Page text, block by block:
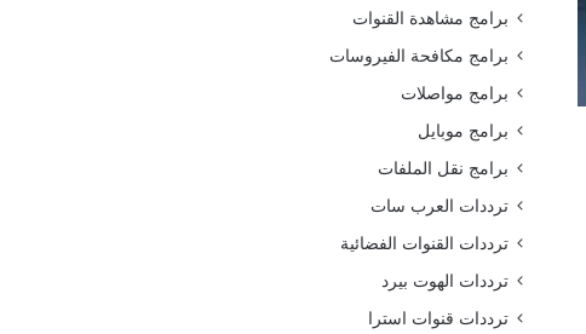
برامج مشاهدة القنوات
برامج مكافحة الفيروسات
برامج مواصلات
برامج موبايل
برامج نقل الملفات
ترددات العرب سات
ترددات القنوات الفضائية
ترددات الهوت بيرد
ترددات قنوات استرا